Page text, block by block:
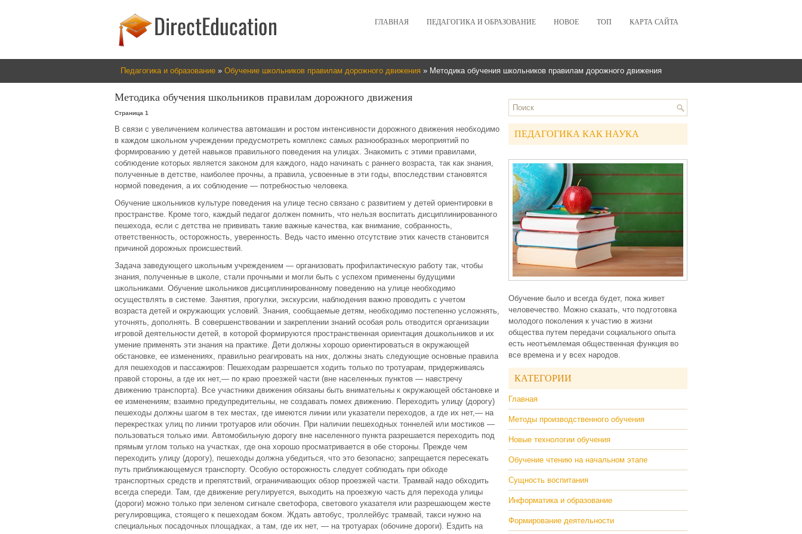
ГЛАВНАЯ ПЕДАГОГИКА И ОБРАЗОВАНИЕ НОВОЕ ТОП КАРТА САЙТА
Педагогика и образование » Обучение школьников правилам дорожного движения » Методика обучения школьников правилам дорожного движения
Методика обучения школьников правилам дорожного движения
Страница 1
В связи с увеличением количества автомашин и ростом интенсивности дорожного движения необходимо
в каждом школьном учреждении предусмотреть комплекс самых разнообразных мероприятий по
формированию у детей навыков правильного поведения на улицах. Знакомить с этими правилами,
соблюдение которых является законом для каждого, надо начинать с раннего возраста, так как знания,
полученные в детстве, наиболее прочны, а правила, усвоенные в эти годы, впоследствии становятся
нормой поведения, а их соблюдение — потребностью человека.
Обучение школьников культуре поведения на улице тесно связано с развитием у детей ориентировки в
пространстве. Кроме того, каждый педагог должен помнить, что нельзя воспитать дисциплинированного
пешехода, если с детства не прививать такие важные качества, как внимание, собранность,
ответственность, осторожность, уверенность. Ведь часто именно отсутствие этих качеств становится
причиной дорожных происшествий.
Задача заведующего школьным учреждением — организовать профилактическую работу так, чтобы
знания, полученные в школе, стали прочными и могли быть с успехом применены будущими
школьниками. Обучение школьников дисциплинированному поведению на улице необходимо
осуществлять в системе. Занятия, прогулки, экскурсии, наблюдения важно проводить с учетом
возраста детей и окружающих условий. Знания, сообщаемые детям, необходимо постепенно усложнять,
уточнять, дополнять. В совершенствовании и закреплении знаний особая роль отводится организации
игровой деятельности детей, в которой формируются пространственная ориентация дошкольников и их
умение применять эти знания на практике. Дети должны хорошо ориентироваться в окружающей
обстановке, ее изменениях, правильно реагировать на них, должны знать следующие основные правила
для пешеходов и пассажиров: Пешеходам разрешается ходить только по тротуарам, придерживаясь
правой стороны, а где их нет,— по краю проезжей части (вне населенных пунктов — навстречу
движению транспорта). Все участники движения обязаны быть внимательны к окружающей обстановке и
ее изменениям; взаимно предупредительны, не создавать помех движению. Переходить улицу (дорогу)
пешеходы должны шагом в тех местах, где имеются линии или указатели переходов, а где их нет,— на
перекрестках улиц по линии тротуаров или обочин. При наличии пешеходных тоннелей или мостиков —
пользоваться только ими. Автомобильную дорогу вне населенного пункта разрешается переходить под
прямым углом только на участках, где она хорошо просматривается в обе стороны. Прежде чем
переходить улицу (дорогу), пешеходы должна убедиться, что это безопасно; запрещается пересекать
путь приближающемуся транспорту. Особую осторожность следует соблюдать при обходе
транспортных средств и препятствий, ограничивающих обзор проезжей части. Трамвай надо обходить
всегда спереди. Там, где движение регулируется, выходить на проезжую часть для перехода улицы
(дороги) можно только при зеленом сигнале светофора, светового указателя или разрешающем жесте
регулировщика, стоящего к пешеходам боком. Ждать автобус, троллейбус трамвай, такси нужно на
специальных посадочных площадках, а там, где их нет, — на тротуарах (обочине дороги). Ездить на
ПЕДАГОГИКА КАК НАУКА
Обучение было и всегда будет, пока живет
человечество. Можно сказать, что подготовка
молодого поколения к участию в жизни
общества путем передачи социального опыта
есть неотъемлемая общественная функция во
все времена и у всех народов.
КАТЕГОРИИ
Главная
Методы производственного обучения
Новые технологии обучения
Обучение чтению на начальном этапе
Сущность воспитания
Информатика и образование
Формирование деятельности